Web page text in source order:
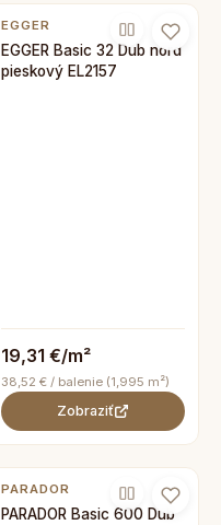
EGGER
EGGER Basic 32 Dub nord
pieskový EL2157
19,31 €/m²
38,52 € / balenie (1,995 m²)
Zobraziť
PARADOR
PARADOR Basic 600 Dub